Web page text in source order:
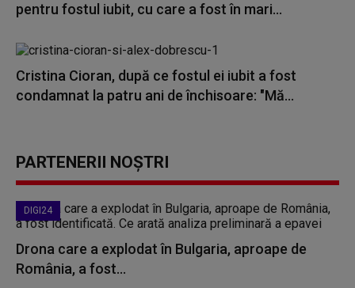
pentru fostul iubit, cu care a fost în mari...
Cristina Cioran, după ce fostul ei iubit a fost
condamnat la patru ani de închisoare: "Mă...
PARTENERII NOȘTRI
DIGI24
Drona care a explodat în Bulgaria, aproape de
România, a fost...